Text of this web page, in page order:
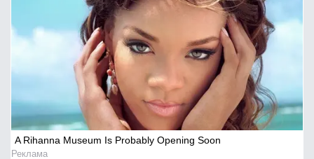
A Rihanna Museum Is Probably Opening Soon
Реклама